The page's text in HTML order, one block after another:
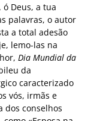
Deus, a tua
palavras, o autor
a total adesão
lemo-las na
Dia Mundial da
da
caracterizado
vós, irmãs e
dos conselhos